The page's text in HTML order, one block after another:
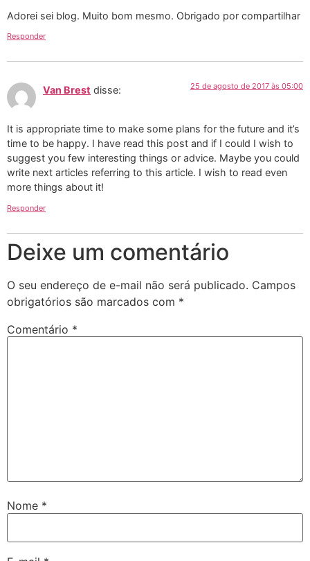
Adorei sei blog. Muito bom mesmo. Obrigado por compartilhar
Responder
Van Brest disse: 25 de agosto de 2017 às 05:00
It is appropriate time to make some plans for the future and it’s
time to be happy. I have read this post and if I could I wish to
suggest you few interesting things or advice. Maybe you could
write next articles referring to this article. I wish to read even
more things about it!
Responder
Deixe um comentário
O seu endereço de e-mail não será publicado. Campos
obrigatórios são marcados com *
Comentário *
Nome *